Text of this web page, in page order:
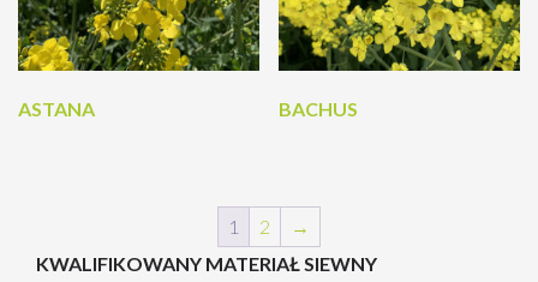
ASTANA BACHUS
1 2
→
KWALIFIKOWANY MATERIAŁ SIEWNY